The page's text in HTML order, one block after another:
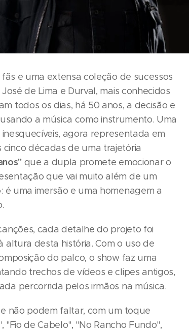
e uma extensa coleção de sucessos
de Lima e Durval, mais conhecidos
todos os dias, há 50 anos, a decisão e
a música como instrumento. Uma
agora representada em
décadas de uma trajetória
que a dupla promete emocionar o
que vai muito além de um
uma imersão e uma homenagem a
cada detalhe do projeto foi
desta história. Com o uso de
do palco, o show faz uma
trechos de vídeos e clipes antigos,
percorrida pelos irmãos na música.
não podem faltar, com um toque
"Fio de Cabelo", "No Rancho Fundo",